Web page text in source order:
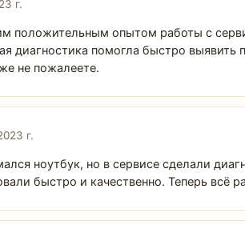
г.
положительным опытом работы с
диагностика помогла быстро
не пожалеете.
г.
ноутбук, но в сервисе сделали
быстро и качественно. Теперь всё